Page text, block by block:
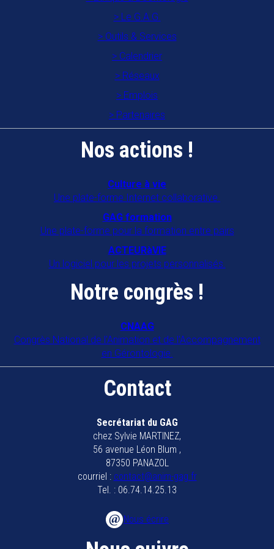
Association des animateurs en
établissements gériatriques en
Association familles rurales "A Gran
BAIE MAHAULT
SAINT MICHEL
CAP ANIM 22
MONTPELLIER
COORDIN'ÂGE 39
39500 TAVAUX
Collectif animateurs bassin de
Marennes Oléron
MARENNES
EHPAD BAUER
EHPAD Bayonne
BAYONNE
Le G.A.G.
Outils & Services
Calendrier
Réseaux
Emplois
Partenaires
Nos actions !
Culture à vie
Une plate-forme Internet collaborative.
GAG formation
Une plate-forme pour la formation entre pairs
ACTEURàVIE
Un logiciel pour les projets personnalisés.
Notre congrès !
CNAAG
Congrès National de l'Animation et de l'Accompagnement
en Gérontologie.
Contact
Secrétariat du GAG
chez Sylvie MARTINEZ,
56 avenue Léon Blum ,
87350 PANAZOL
courriel : contact@anim-gag.fr
Tel. : 06.74.14.25.13
Nous écrire